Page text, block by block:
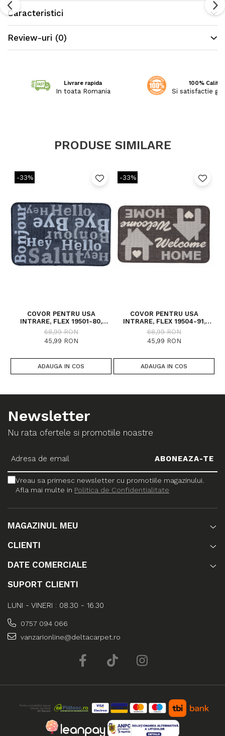
Caracteristici
Review-uri (0)
Livrare rapida
In toata Romania
100%
Si satisfactie
PRODUSE SIMILARE
-33%
COVOR PENTRU USA
INTRARE, FLEX 19501-80,
ANTIDERAPANT, GRI / NEGRU,
50X80 CM
68,99 RON
45,99 RON
ADAUGA IN COS
-33%
COVOR PENTRU USA
INTRARE, FLEX 19504-91,
ANTIDERAPANT, MARO, 50X80
CM
68,99 RON
45,99 RON
ADAUGA IN COS
Newsletter
Nu rata ofertele si promotiile noastre
Vreau sa primesc newsletter cu promotiile magazinului.
Afla mai multe in Politica de Confidentialitate
MAGAZINUL MEU
CLIENTI
DATE COMERCIALE
SUPORT CLIENTI
LUNI - VINERI : 08.30 - 16.30
0757 094 066
vanzarionline@deltacarpet.ro